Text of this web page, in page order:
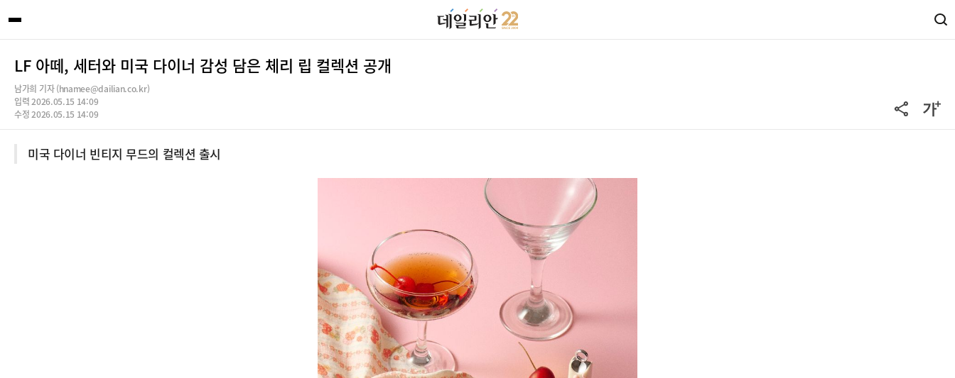
LF 아떼, 세터와 미국 다이너 감성 담은 체리 립 컬렉션 공개
남가희 기자 (hnamee@dailian.co.kr)
입력 2026.05.15 14:09
수정 2026.05.15 14:09
미국 다이너 빈티지 무드의 컬렉션 출시